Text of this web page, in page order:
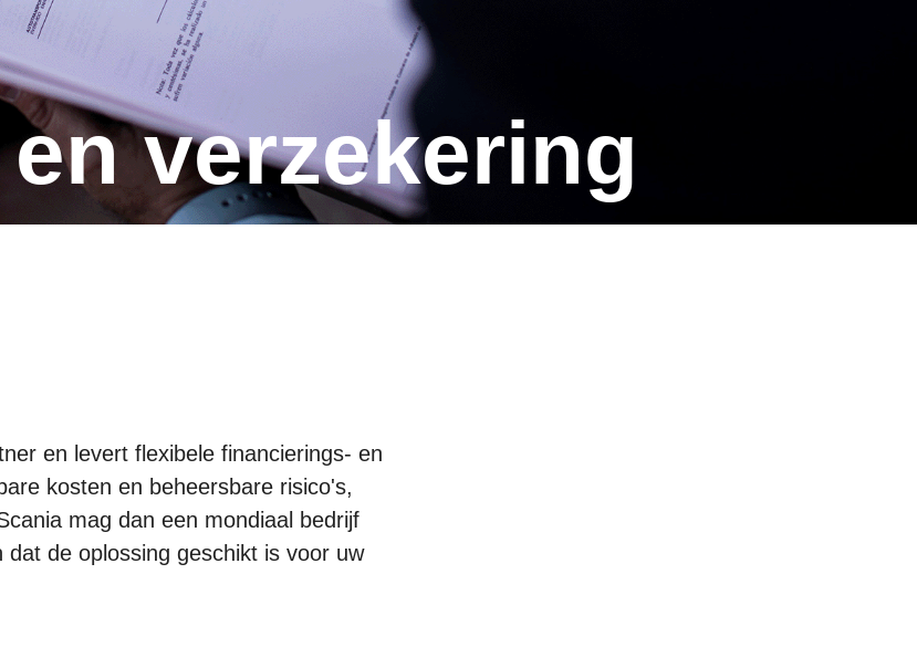
en verzekering
en levert flexibele financierings- en
kosten en beheersbare risico's,
mag dan een mondiaal bedrijf
de oplossing geschikt is voor uw